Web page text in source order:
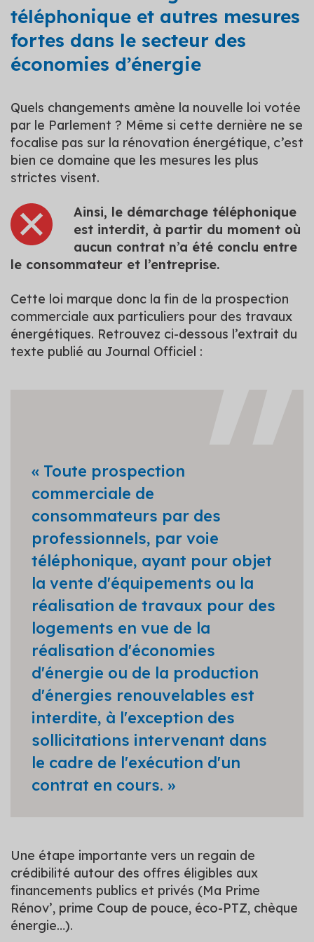
téléphonique et autres mesures
fortes dans le secteur des
économies d’énergie
Quels changements amène la nouvelle loi votée
par le Parlement ? Même si cette dernière ne se
focalise pas sur la rénovation énergétique, c’est
bien ce domaine que les mesures les plus
strictes visent.
Ainsi, le démarchage téléphonique
est interdit, à partir du moment où
aucun contrat n’a été conclu entre
le consommateur et l’entreprise.
Cette loi marque donc la fin de la prospection
commerciale aux particuliers pour des travaux
énergétiques. Retrouvez ci-dessous l’extrait du
texte publié au Journal Officiel :
« Toute prospection
commerciale de
consommateurs par des
professionnels, par voie
téléphonique, ayant pour objet
la vente d'équipements ou la
réalisation de travaux pour des
logements en vue de la
réalisation d'économies
d'énergie ou de la production
d'énergies renouvelables est
interdite, à l'exception des
sollicitations intervenant dans
le cadre de l'exécution d'un
contrat en cours. »
Une étape importante vers un regain de
crédibilité autour des offres éligibles aux
financements publics et privés (Ma Prime
Rénov’, prime Coup de pouce, éco-PTZ, chèque
énergie…).